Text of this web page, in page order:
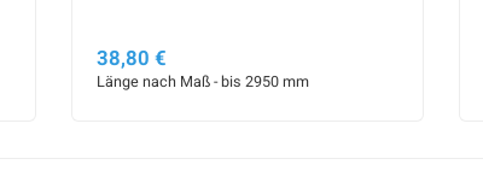
38,80 €
Länge nach Maß - bis 2950 mm